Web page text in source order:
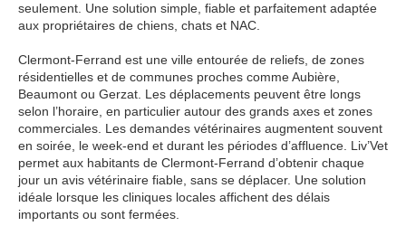
seulement. Une solution simple, fiable et parfaitement adaptée
aux propriétaires de chiens, chats et NAC.
Clermont-Ferrand est une ville entourée de reliefs, de zones
résidentielles et de communes proches comme Aubière,
Beaumont ou Gerzat. Les déplacements peuvent être longs
selon l’horaire, en particulier autour des grands axes et zones
commerciales. Les demandes vétérinaires augmentent souvent
en soirée, le week-end et durant les périodes d’affluence. Liv’Vet
permet aux habitants de Clermont-Ferrand d’obtenir chaque
jour un avis vétérinaire fiable, sans se déplacer. Une solution
idéale lorsque les cliniques locales affichent des délais
importants ou sont fermées.